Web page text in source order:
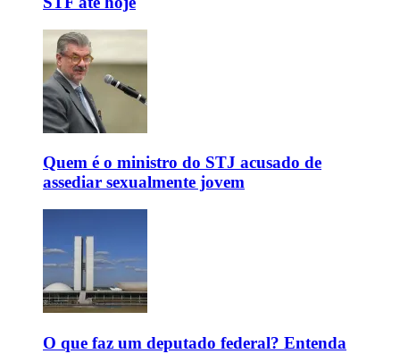
Quem é o ministro do STJ acusado de
assediar sexualmente jovem
O que faz um deputado federal? Entenda